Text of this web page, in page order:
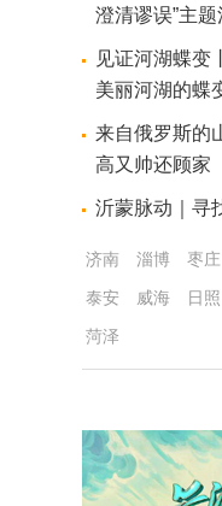
澄清谬误”主
见证河湖蝶变
美丽河湖的蝶
来自俄罗斯的
高又帅还顾家
沂蒙脉动｜寻
济南 淄博 枣庄
泰安
威海 日照
菏泽